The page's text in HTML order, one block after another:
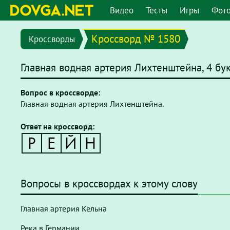
Видео Тесты Игры
Кроссворды Кроссворд № 1580
Главная водная артерия Лихтенштейна, 4
Вопрос в кроссворде:
Главная водная артерия Лихтенштейна.
Ответ на кроссворд:
Вопросы в кроссвордах к этому слову
Главная артерия Кельна
Река в Германии